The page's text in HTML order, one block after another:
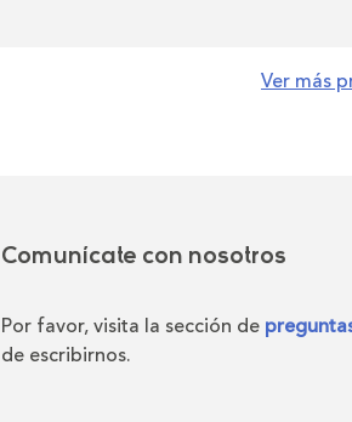
Ver más
Comunícate con nosotros
Por favor, visita la sección de
de escribirnos.